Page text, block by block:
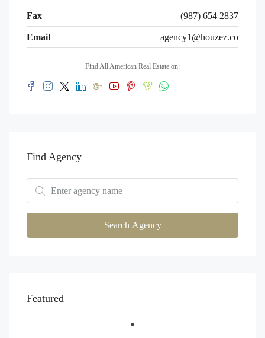
Fax (987) 654 2837
Email agency1@houzez.co
Find All American Real Estate on:
Find Agency
Search Agency
Featured